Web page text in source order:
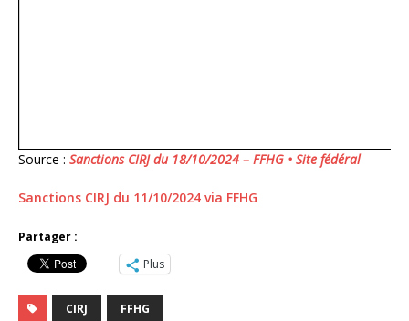
Source : Sanctions CIRJ du 18/10/2024 – FFHG • Site fédéral
Sanctions CIRJ du 11/10/2024 via FFHG
Partager :
Plus
CIRJ FFHG